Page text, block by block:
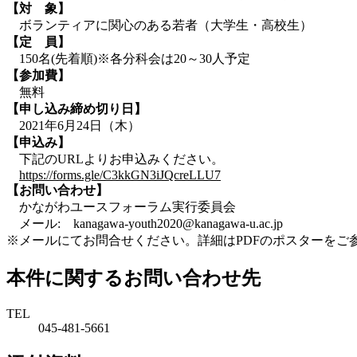
【対 象】
ボランティアに関心のある若者（大学生・高校生）
【定 員】
150名(先着順)※各分科会は20～30人予定
【参加費】
無料
【申し込み締め切り日】
2021年6月24日（木）
【申込み】
下記のURLよりお申込みください。
https://forms.gle/C3kkGN3iJQcreLLU7
【お問い合わせ】
かながわユースフォーラム実行委員会
メール: kanagawa-youth2020@kanagawa-u.ac.jp
※メールにてお問合せください。詳細はPDFのポスターをご
本件に関するお問い合わせ先
TEL
045-481-5661